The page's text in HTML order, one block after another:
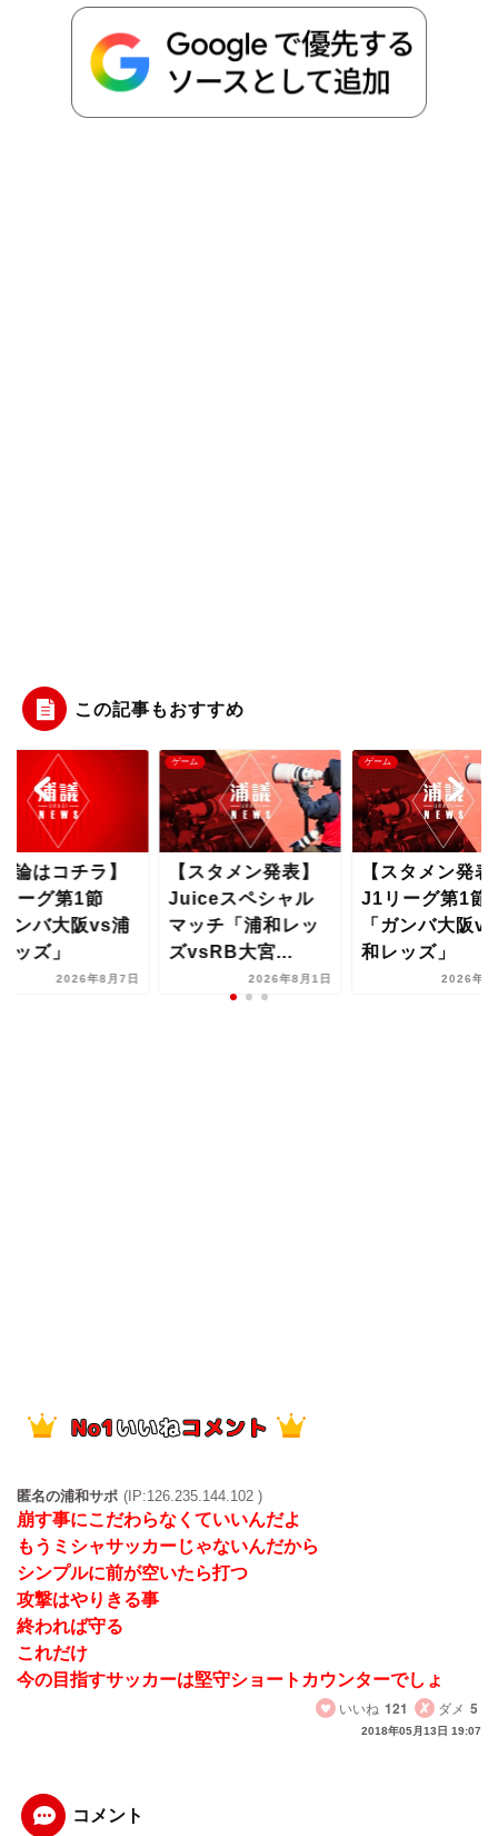
e
この記事もおすすめ
論はコチラ】
ーグ第1節
ンバ大阪vs浦
ッズ」
2026年8月7日
ゲーム
【スタメン発表】
Juiceスペシャル
マッチ「浦和レッ
ズvsRB大宮...
2026年8月1日
ゲーム
【スタメン発表
J1リーグ第1節
「ガンバ大阪
和レッズ」
2026年8
匿名の浦和サポ (IP:126.235.144.102 )
崩す事にこだわらなくていいんだよ
もうミシャサッカーじゃないんだから
シンプルに前が空いたら打つ
攻撃はやりきる事
終われば守る
これだけ
今の目指すサッカーは堅守ショートカウンターでしょ
いいね 121 ダメ 5
2018年05月13日 19:07
コメント